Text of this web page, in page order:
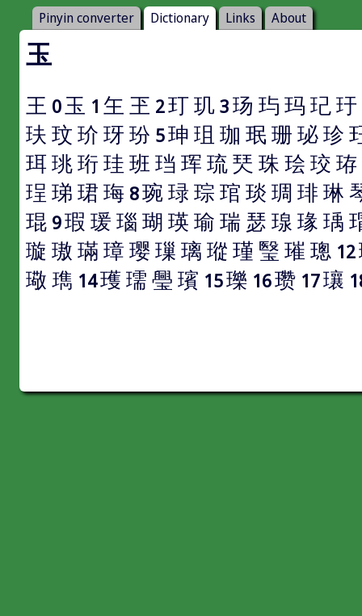
Pinyin converter Dictionary Links About
玉
王 0玉 1 玍 玊 2玎玑3玚 玙 玛 玘玗
玞 玟 玠 玡 玢 5珅 珇 珈 珉 珊 珌珍
珥珧珩 珪 班 珰 珲 琉珡 珠 㻅 珓 珔
珵 珶 珺 珻 8琬琭 琮 琯 琰 琱 琲 琳
琨 9瑕 瑗 瑙 瑚 瑛 瑜 瑞 瑟 瑔 瑑 瑀
璇 璈 璊 璋 璎 璅 璃 瑽 瑾 瑿 璀 璁 12
璥 㻽 14瓁 瓀 璺 璸 15瓅 16瓒 17瓖